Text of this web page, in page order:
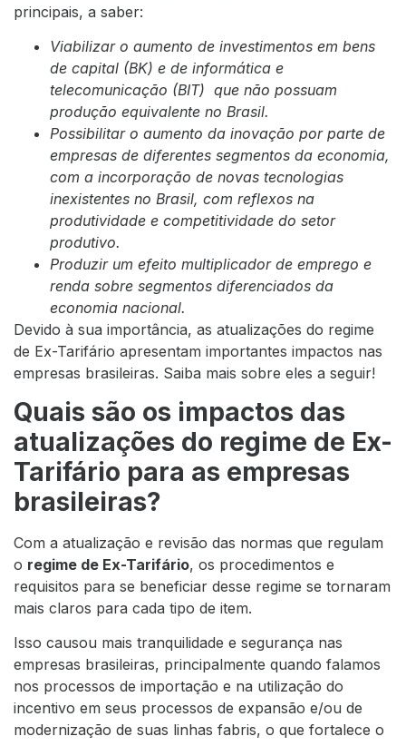
principais, a saber:
Viabilizar o aumento de investimentos em bens
de capital (BK) e de informática e
telecomunicação (BIT) que não possuam
produção equivalente no Brasil.
Possibilitar o aumento da inovação por parte de
empresas de diferentes segmentos da economia,
com a incorporação de novas tecnologias
inexistentes no Brasil, com reflexos na
produtividade e competitividade do setor
produtivo.
Produzir um efeito multiplicador de emprego e
renda sobre segmentos diferenciados da
economia nacional.
Devido à sua importância, as atualizações do regime
de Ex-Tarifário apresentam importantes impactos nas
empresas brasileiras. Saiba mais sobre eles a seguir!
Quais são os impactos das
atualizações do regime de Ex-
Tarifário para as empresas
brasileiras?
Com a atualização e revisão das normas que regulam
o regime de Ex-Tarifário, os procedimentos e
requisitos para se beneficiar desse regime se tornaram
mais claros para cada tipo de item.
Isso causou mais tranquilidade e segurança nas
empresas brasileiras, principalmente quando falamos
nos processos de importação e na utilização do
incentivo em seus processos de expansão e/ou de
modernização de suas linhas fabris, o que fortalece o